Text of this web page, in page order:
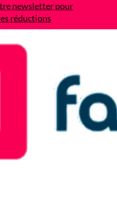
newsletter pour
réductions